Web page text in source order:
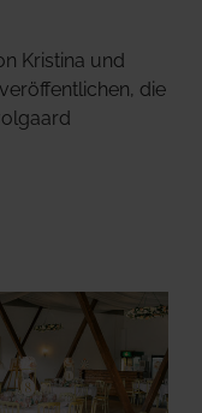
Kristina und
die
version